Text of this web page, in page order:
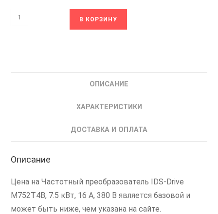
Количество
товара
В КОРЗИНУ
ОПИСАНИЕ
ХАРАКТЕРИСТИКИ
ДОСТАВКА И ОПЛАТА
Описание
Цена на Частотный преобразователь IDS-Drive
M752T4B, 7.5 кВт, 16 А, 380 В является базовой и
может быть ниже, чем указана на сайте.